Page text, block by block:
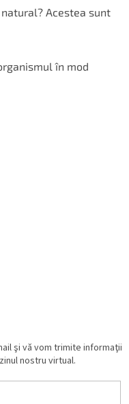
Acestea sunt
în mod
şi vă vom trimite informaţii
nostru virtual.